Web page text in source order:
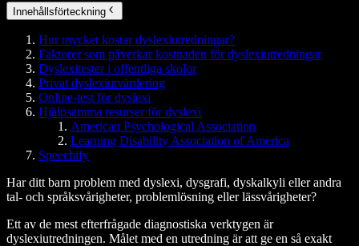
Innehållsförteckning
Hur mycket kostar dyslexiutredningar?
Faktorer som påverkar kostnaden för dyslexiutredningar
Dyslexitester i offentliga skolor
Privat dyslexiutvärdering
Online-test för dyslexi
Hjälpsamma resurser för dyslexi
American Psychological Association
Learning Disability Association of America
Speechify
Har ditt barn problem med dyslexi, dysgrafi, dyskalkyli eller andra
tal- och språksvårigheter, problemlösning eller lässvårigheter?
Ett av de mest efterfrågade diagnostiska verktygen är
dyslexiutredningen. Målet med en utredning är att ge en så exakt